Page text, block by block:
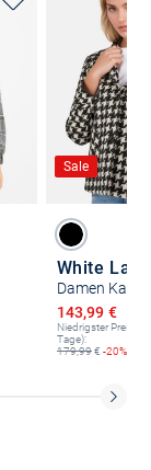
Sale
White
Damen
Ermäßigter
143,99 €
Niedrigster Preis
Tage):
179,99€ -20%